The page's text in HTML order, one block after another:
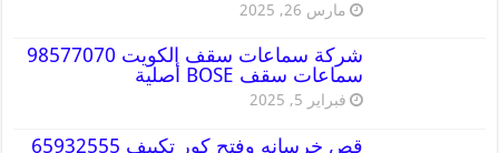
مارس 26, 2025
شركة سماعات سقف الكويت 98577070
سماعات سقف BOSE أصلية
فبراير 5, 2025
قص خرسانه وفتح كور تكييف 65932555